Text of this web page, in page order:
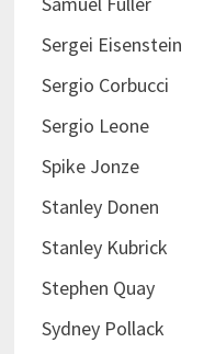
Sergei Eisenstein
Sergio Corbucci
Sergio Leone
Spike Jonze
Stanley Donen
Stanley Kubrick
Stephen Quay
Sydney Pollack